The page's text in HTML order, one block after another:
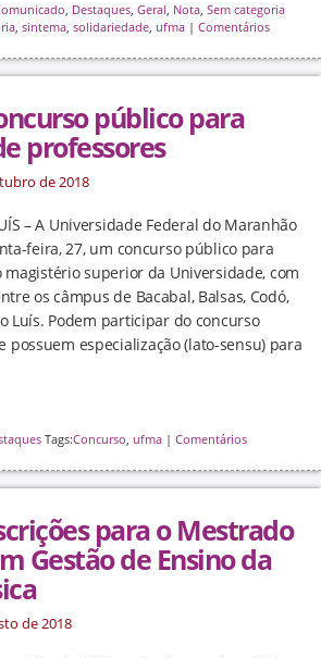
, Destaques, Geral, Nota, Sem categoria
, sintema, solidariedade, ufma | Comentários
público para
professores
de 2018
– A Universidade Federal do Maranhão
feira, 27, um concurso público para
superior da Universidade, com
os câmpus de Bacabal, Balsas, Codó,
Luís. Podem participar do concurso
possuem especialização (lato-sensu) para
Tags:Concurso, ufma | Comentários
para o Mestrado
Gestão de Ensino da
de 2018